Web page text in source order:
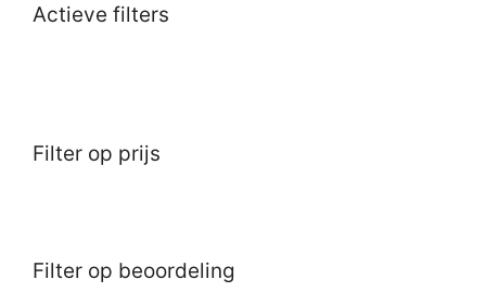
Actieve filters
Filter op prijs
Filter op beoordeling